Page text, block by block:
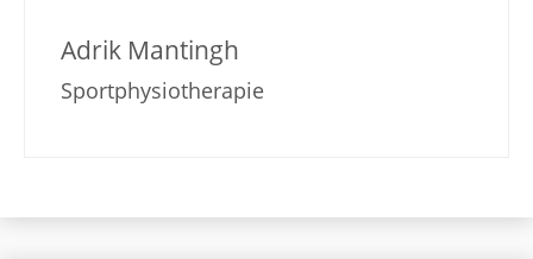
Adrik Mantingh
Sportphysiotherapie